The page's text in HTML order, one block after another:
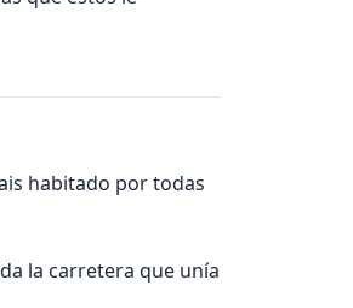
habitado por todas
la carretera que unía